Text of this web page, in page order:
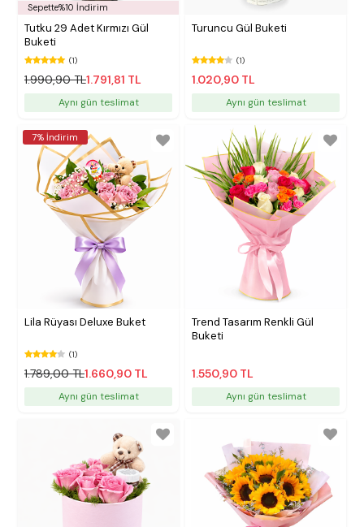
Sepette%10 İndirim
Tutku 29 Adet Kırmızı Gül
Buketi
(1)
1.990,90 TL1.791,81 TL
Aynı gün teslimat
Turuncu Gül Buketi
(1)
1.020,90 TL
Aynı gün teslimat
7% İndirim
Lila Rüyası Deluxe Buket
(1)
1.789,00 TL1.660,90 TL
Aynı gün teslimat
Trend Tasarım Renkli Gül
Buketi
1.550,90 TL
Aynı gün teslimat